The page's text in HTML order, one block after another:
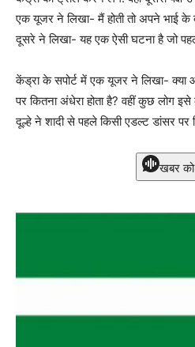
एक यूजर ने लिखा- मैं होती तो अपने भाई के
दूसरे ने लिखा- यह एक ऐसी घटना है जो
केंड्रा के सपोर्ट में एक यूजर ने लिखा- क्या
पर कितना अंधेरा होता है? वहीं कुछ लोग इसे
दूल्हे ने शादी से पहले किसी एडल्ट डांसर पर
खबर